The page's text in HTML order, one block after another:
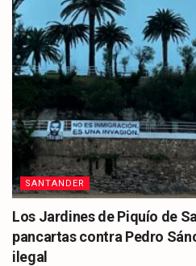
SANTANDER
Los Jardines de Piquío de
pancartas contra Pedro
ilegal